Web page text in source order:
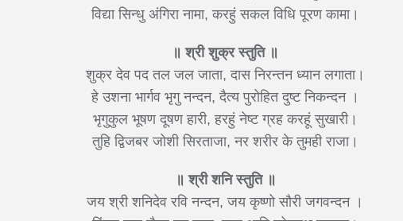
विद्या सिन्धु अंगिरा नामा, करहुं सकल विधि पूरण कामा।
॥ श्री शुक्र स्तुति ॥
शुक्र देव पद तल जल जाता, दास निरन्तन ध्यान लगाता।
हे उशना भार्गव भृगु नन्दन, दैत्य पुरोहित दुष्ट निकन्दन ।
भृगुकुल भूषण दूषण हारी, हरहुं नेष्ट ग्रह करहूं सुखारी।
तुहि द्विजबर जोशी सिरताजा, नर शरीर के तुमही राजा।
॥ श्री शनि स्तुति ॥
जय श्री शनिदेव रवि नन्दन, जय कृष्णो सौरी जगवन्दन ।